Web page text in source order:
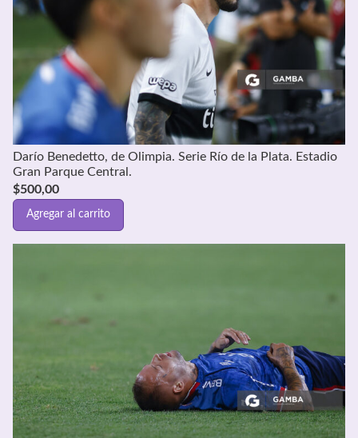
Darío Benedetto, de Olimpia. Serie Río de la Plata. Estadio
Gran Parque Central.
$500,00
Agregar al carrito